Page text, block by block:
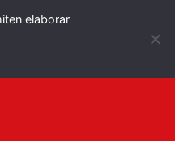
elaborarEnglish